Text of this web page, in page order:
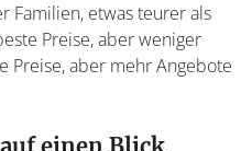
Familien, etwas teurer als
Preise, aber weniger
Preise, aber mehr Angebote